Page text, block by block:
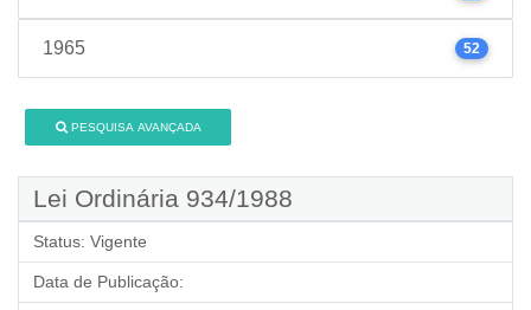
1965 52
PESQUISA AVANÇADA
Lei Ordinária 934/1988
Status: Vigente
Data de Publicação: